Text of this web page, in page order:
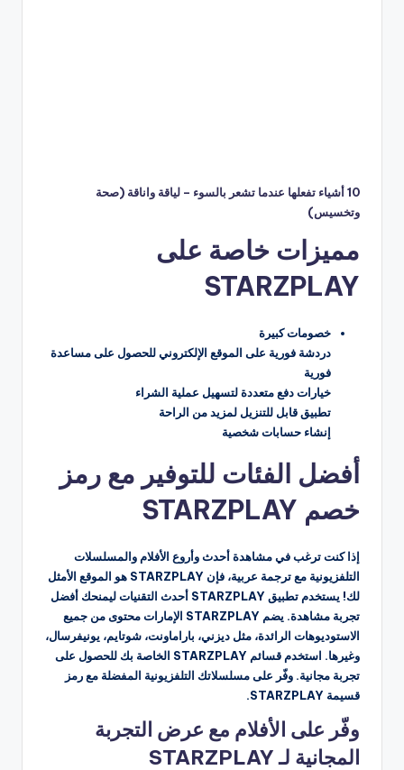
10 أشياء تفعلها عندما تشعر بالسوء – لياقة واناقة (صحة
وتخسيس)
مميزات خاصة على
STARZPLAY
خصومات كبيرة
دردشة فورية على الموقع الإلكتروني للحصول على مساعدة
فورية
خيارات دفع متعددة لتسهيل عملية الشراء
تطبيق قابل للتنزيل لمزيد من الراحة
إنشاء حسابات شخصية
أفضل الفئات للتوفير مع رمز
خصم STARZPLAY
إذا كنت ترغب في مشاهدة أحدث وأروع الأفلام والمسلسلات
التلفزيونية مع ترجمة عربية، فإن STARZPLAY هو الموقع الأمثل
لك! يستخدم تطبيق STARZPLAY أحدث التقنيات ليمنحك أفضل
تجربة مشاهدة. يضم STARZPLAY الإمارات محتوى من جميع
الاستوديوهات الرائدة، مثل ديزني، باراماونت، شوتايم، يونيفرسال،
وغيرها. استخدم قسائم STARZPLAY الخاصة بك للحصول على
تجربة مجانية. وفّر على مسلسلاتك التلفزيونية المفضلة مع رمز
قسيمة STARZPLAY.
وفّر على الأفلام مع عرض التجربة
المجانية لـ STARZPLAY